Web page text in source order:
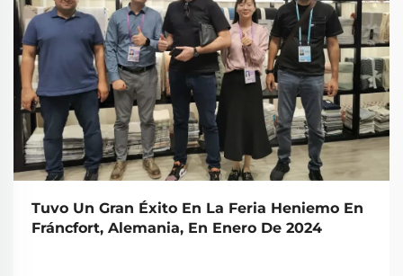
Tuvo Un Gran Éxito En La Feria Heniemo En
Fráncfort, Alemania, En Enero De 2024